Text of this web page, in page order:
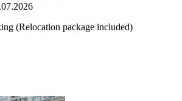
(Relocation package included)